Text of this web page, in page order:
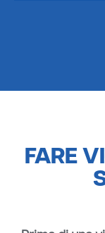
FARE